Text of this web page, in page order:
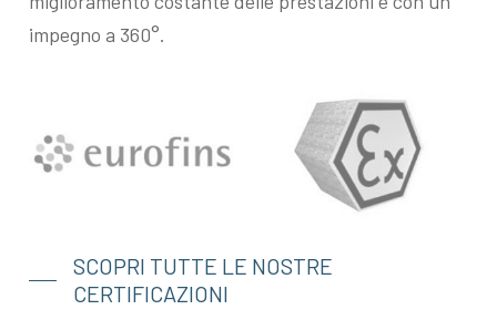
impegno a 360°.
SCOPRI TUTTE LE NOSTRE
CERTIFICAZIONI